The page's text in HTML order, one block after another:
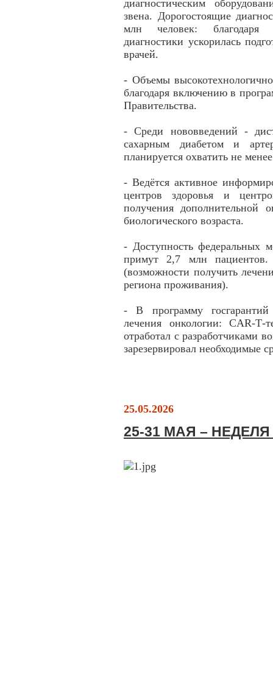
диагностическим
звена. Дорогостоящие
млн человек: благодаря
диагностики ускорилась
врачей.
- Объемы
благодаря включению в
Правительства.
- Среди нововведений -
сахарным диабетом и
планируется охватить не
- Ведётся активное
центров здоровья и
получения дополнительной
биологического возраста.
- Доступность федеральных
примут 2,7 млн пациентов.
(возможности получить
региона проживания).
- В программу госгарантий
лечения онкологии: CAR-
отработал с разработчиками
зарезервировал необходимые
25.05.2026
25-31 МАЯ –